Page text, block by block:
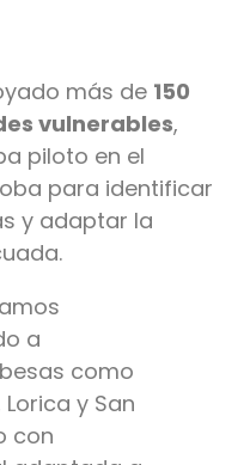
más de 150
vulnerables,
piloto en el
para identificar
y adaptar la
a
como
y San
con